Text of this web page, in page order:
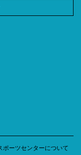
ポーツセンターについて